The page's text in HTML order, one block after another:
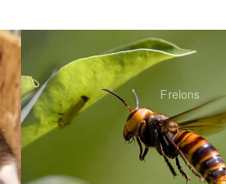
Frelons